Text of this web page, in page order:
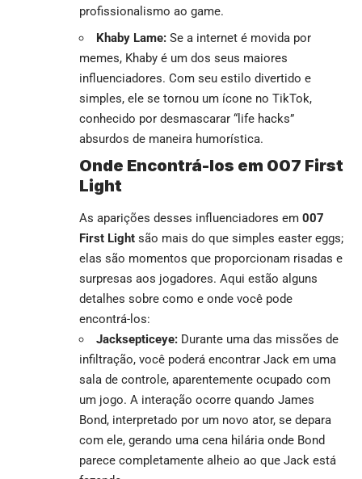
profissionalismo ao game.
Khaby Lame: Se a internet é movida por
memes, Khaby é um dos seus maiores
influenciadores. Com seu estilo divertido e
simples, ele se tornou um ícone no TikTok,
conhecido por desmascarar “life hacks”
absurdos de maneira humorística.
Onde Encontrá-los em 007 First
Light
As aparições desses influenciadores em 007
First Light são mais do que simples easter eggs;
elas são momentos que proporcionam risadas e
surpresas aos jogadores. Aqui estão alguns
detalhes sobre como e onde você pode
encontrá-los:
Jacksepticeye: Durante uma das missões de
infiltração, você poderá encontrar Jack em uma
sala de controle, aparentemente ocupado com
um jogo. A interação ocorre quando James
Bond, interpretado por um novo ator, se depara
com ele, gerando uma cena hilária onde Bond
parece completamente alheio ao que Jack está